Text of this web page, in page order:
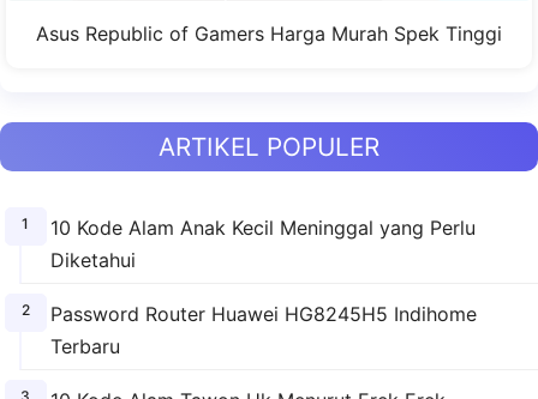
Asus Republic of Gamers Harga Murah Spek Tinggi
ARTIKEL POPULER
10 Kode Alam Anak Kecil Meninggal yang Perlu
Diketahui
Password Router Huawei HG8245H5 Indihome
Terbaru